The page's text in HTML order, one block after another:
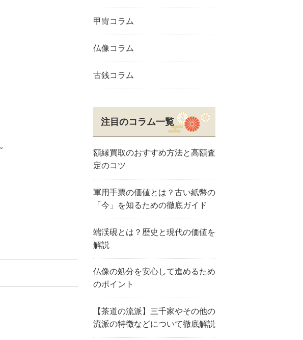
甲冑コラム
仏像コラム
古銭コラム
注目のコラム一覧
額縁買取のおすすめ方法と高額査
定のコツ
軍用手票の価値とは？古い紙幣の
「今」を知るための徹底ガイド
端渓硯とは？歴史と現代の価値を
解説
仏像の処分を安心して進めるため
のポイント
【茶道の流派】三千家やその他の
流派の特徴などについて徹底解説